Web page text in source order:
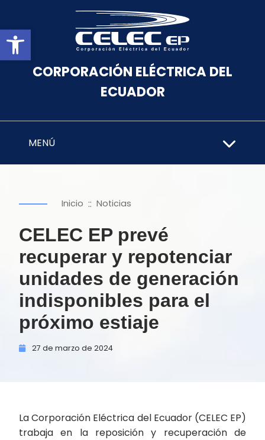
Abrir barra de herramientas
CORPORACIÓN ELÉCTRICA DEL
ECUADOR
MENÚ
Inicio :: Noticias
CELEC EP prevé
recuperar y repotenciar
unidades de generación
indisponibles para el
próximo estiaje
27 de marzo de 2024
La Corporación Eléctrica del Ecuador (CELEC EP)
trabaja en la reposición y recuperación de